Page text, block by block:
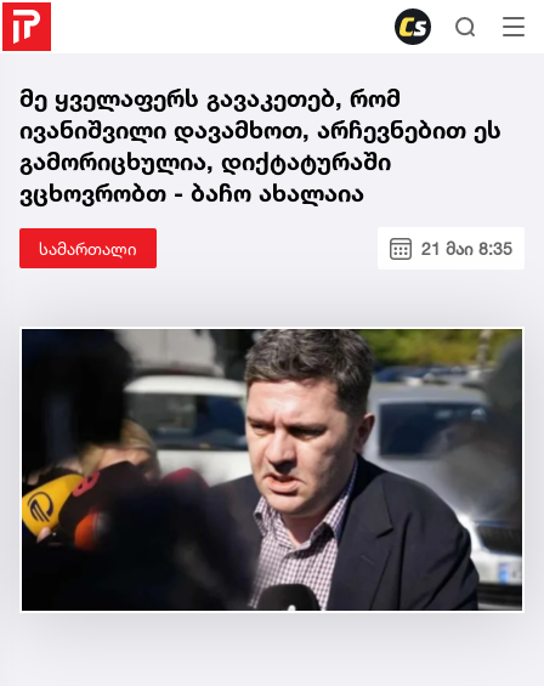
მე ყველაფერს გავაკეთებ, რომ
ივანიშვილი დავამხოთ, არჩევნებით ეს
გამორიცხულია, დიქტატურაში
ვცხოვრობთ - ბაჩო ახალაია
სამართალი 21 მაი 8:35